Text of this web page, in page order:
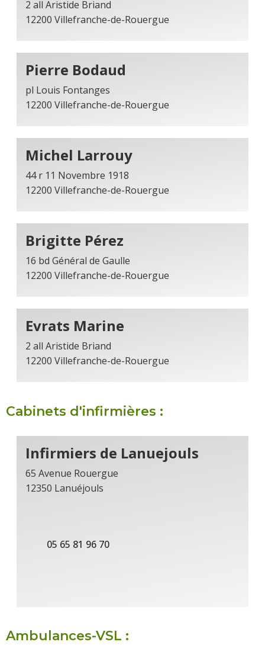
2 all Aristide Briand
12200 Villefranche-de-Rouergue
Pierre Bodaud
pl Louis Fontanges
12200 Villefranche-de-Rouergue
Michel Larrouy
44 r 11 Novembre 1918
12200 Villefranche-de-Rouergue
Brigitte Pérez
16 bd Général de Gaulle
12200 Villefranche-de-Rouergue
Evrats Marine
2 all Aristide Briand
12200 Villefranche-de-Rouergue
Cabinets d'infirmières :
Infirmiers de Lanuejouls
65 Avenue Rouergue
12350 Lanuéjouls
05 65 81 96 70
Ambulances-VSL :